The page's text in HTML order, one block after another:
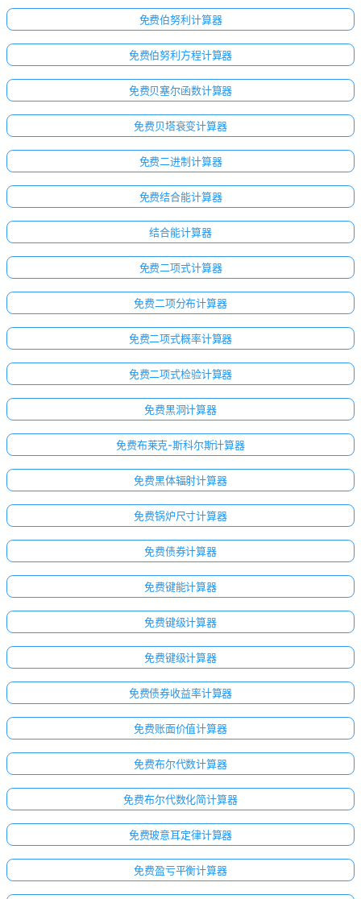
暂
免费伯努利计算器
免费伯努利方程计算器
免费贝塞尔函数计算器
免费贝塔衰变计算器
免费二进制计算器
免费结合能计算器
结合能计算器
免费二项式计算器
免费二项分布计算器
免费二项式概率计算器
免费二项式检验计算器
免费黑洞计算器
免费布莱克-斯科尔斯计算器
免费黑体辐射计算器
免费锅炉尺寸计算器
免费债券计算器
免费键能计算器
免费键级计算器
免费键级计算器
免费债券收益率计算器
免费账面价值计算器
免费布尔代数计算器
免费布尔代数化简计算器
免费玻意耳定律计算器
免费盈亏平衡计算器